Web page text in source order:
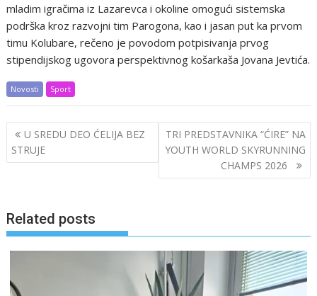
mladim igračima iz Lazarevca i okoline omogući sistemska
podrška kroz razvojni tim Parogona, kao i jasan put ka prvom
timu Kolubare, rečeno je povodom potpisivanja prvog
stipendijskog ugovora perspektivnog košarkaša Jovana Jevtića.
Novosti Sport
Post
navigation
U SREDU DEO ĆELIJA BEZ
STRUJE
TRI PREDSTAVNIKA “ĆIRE” NA
YOUTH WORLD SKYRUNNING
CHAMPS 2026
Related posts